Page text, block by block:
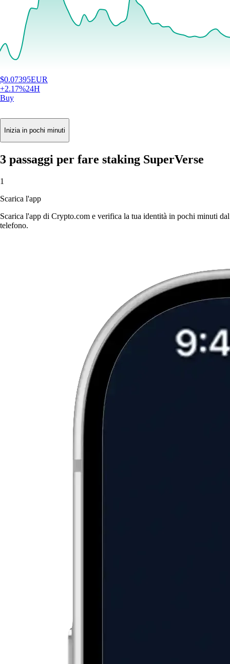
$0.07395EUR
+2.17%24H
Buy
Inizia in pochi minuti
3 passaggi per fare staking SuperVerse
1
Scarica l'app
Scarica l'app di Crypto.com e verifica la tua identità in pochi minuti dal
telefono.